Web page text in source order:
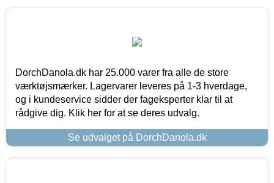
DorchDanola.dk har 25.000 varer fra alle de store
værktøjsmærker. Lagervarer leveres på 1-3 hverdage,
og i kundeservice sidder der fageksperter klar til at
rådgive dig. Klik her for at se deres udvalg.
Se udvalget på DorchDanola.dk